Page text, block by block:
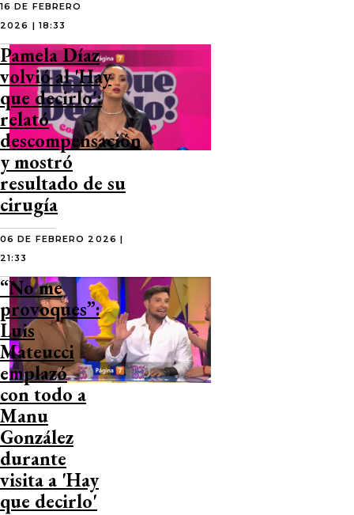
16 DE FEBRERO
2026 | 18:33
Pamela Díaz
volvió al 'Hay
que decirlo':
relató
descompensación
y mostró
resultado de su
cirugía
06 DE FEBRERO 2026 |
21:33
“No me
provoques”:
Luis
Mateucci
emplazó
con todo a
Manu
González
durante
visita a 'Hay
que decirlo'